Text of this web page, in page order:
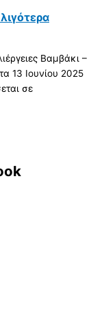
Βαμβάκι –
13 Ιουνίου 2025
σε